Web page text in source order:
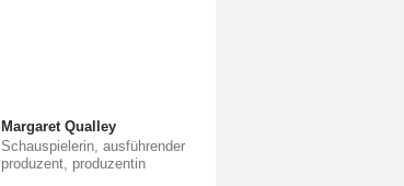
Margaret Qualley
Schauspielerin, ausführender
produzent, produzentin